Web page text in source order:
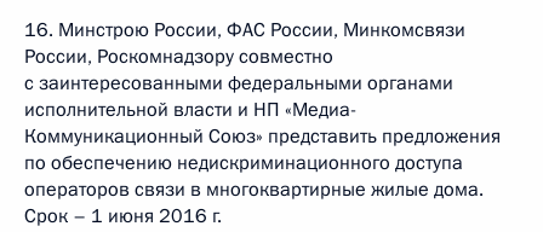
16. Минстрою России, ФАС России, Минкомсвязи
России, Роскомнадзору совместно
с заинтересованными федеральными органами
исполнительной власти и НП «Медиа-
Коммуникационный Союз» представить предложения
по обеспечению недискриминационного доступа
операторов связи в многоквартирные жилые дома.
Срок – 1 июня 2016 г.